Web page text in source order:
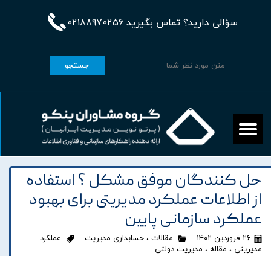
سؤالی دارید؟ تماس بگیرید 02188970256
جستجو
حل کنندگان موفق مشکل ؟ استفاده
از اطلاعات عملکرد مدیریتی برای بهبود
عملکرد سازمانی پایین
۲۶ فروردین ۱۴۰۲ مقالات ، حسابداری مدیریت
عملکرد
مدیریتی ، مقاله ، مدیریت دولتی